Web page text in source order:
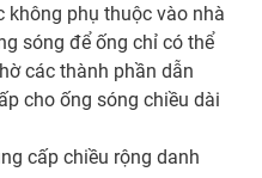
không phụ thuộc vào nhà
sóng để ống chỉ có thể
các thành phần dẫn
cho ống sóng chiều dài
cấp chiều rộng danh